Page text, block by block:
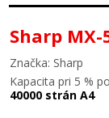
Sharp MX-
Značka: Sharp
Kapacita pri 5 %
40000 strán A4